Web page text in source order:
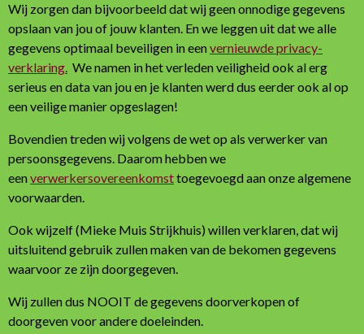
Wij zorgen dan bijvoorbeeld dat wij geen onnodige gegevens
opslaan van jou of jouw klanten. En we leggen uit dat we alle
gegevens optimaal beveiligen in eenvernieuwde privacy-
verklaring. We namen in het verleden veiligheid ook al erg
serieus en data van jou en je klanten werd dus eerder ook al op
een veilige manier opgeslagen!
Bovendien treden wij volgens de wet op als verwerker van
persoonsgegevens. Daarom hebben we
eenverwerkersovereenkomsttoegevoegd aan onze algemene
voorwaarden.
Ook wijzelf (Mieke Muis Strijkhuis) willen verklaren, dat wij
uitsluitend gebruik zullen maken van de bekomen gegevens
waarvoor ze zijn doorgegeven.
Wij zullen dus NOOIT de gegevens doorverkopen of
doorgeven voor andere doeleinden.